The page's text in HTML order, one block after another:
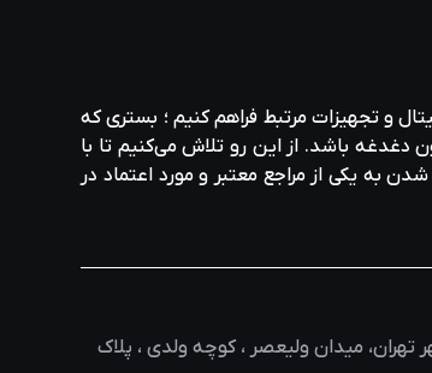
و تجهیزات مرتبط فراهم کنیم ؛ بستری که
دغدغه باشد. از این رو تلاش می‌کنیم تا با
به یکی از مراجع معتبر و مورد اعتماد در
تهران، میدان ولیعصر ، کوچه ولدی ، پلاک